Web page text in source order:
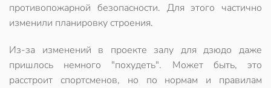
противопожарной безопасности. Для этого частично
изменили планировку строения.
Из-за изменений в проекте залу для дзюдо даже
пришлось немного "похудеть". Может быть, это
расстроит спортсменов, но по нормам и правилам